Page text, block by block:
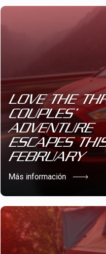
LOVE THE
COUPLES’
ADVENTURE
ESCAPES
FEBRUARY
Más información